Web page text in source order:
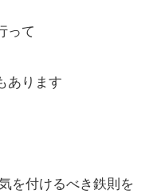
って
あります
を付けるべき鉄則を